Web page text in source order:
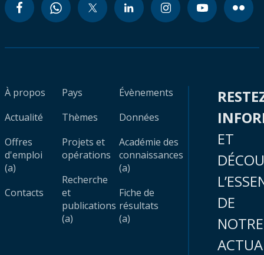
À propos
Actualité
Offres
d'emploi
(a)
Contacts
Pays
Thèmes
Projets et
opérations
Recherche
et
publications
(a)
Évènements
Données
Académie des
connaissances
(a)
Fiche de
résultats
(a)
ET
DE
NOTRE